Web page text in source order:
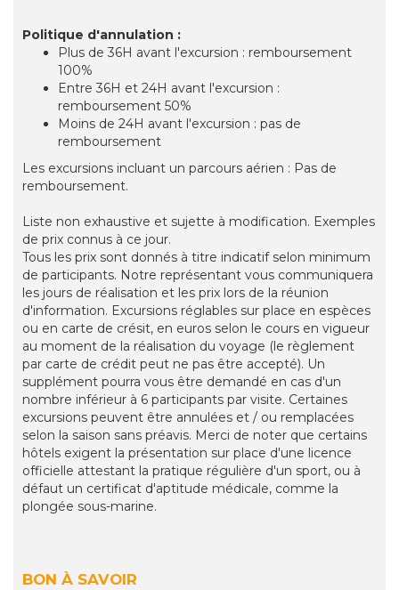
Politique d'annulation :
Plus de 36H avant l'excursion : remboursement
100%
Entre 36H et 24H avant l'excursion :
remboursement 50%
Moins de 24H avant l'excursion : pas de
remboursement
Les excursions incluant un parcours aérien : Pas de
remboursement.
Liste non exhaustive et sujette à modification. Exemples
de prix connus à ce jour.
Tous les prix sont donnés à titre indicatif selon minimum
de participants. Notre représentant vous communiquera
les jours de réalisation et les prix lors de la réunion
d'information. Excursions réglables sur place en espèces
ou en carte de crésit, en euros selon le cours en vigueur
au moment de la réalisation du voyage (le règlement
par carte de crédit peut ne pas être accepté). Un
supplément pourra vous être demandé en cas d'un
nombre inférieur à 6 participants par visite. Certaines
excursions peuvent être annulées et / ou remplacées
selon la saison sans préavis. Merci de noter que certains
hôtels exigent la présentation sur place d'une licence
officielle attestant la pratique régulière d'un sport, ou à
défaut un certificat d'aptitude médicale, comme la
plongée sous-marine.
BON À SAVOIR